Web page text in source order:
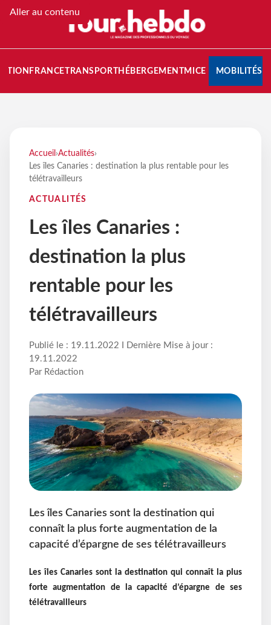
Aller au contenu
FRANCETRANSPORT HÉBERGEMENTMICE MOBILITÉS
Accueil ›Actualités›
Les îles Canaries : destination la plus rentable pour les
télétravailleurs
ACTUALITÉS
Les îles Canaries :
destination la plus
rentable pour les
télétravailleurs
Publié le : 19.11.2022 I Dernière Mise à jour :
19.11.2022
Par Rédaction
Les îles Canaries sont la destination qui
connaît la plus forte augmentation de la
capacité d’épargne de ses télétravailleurs
Les îles Canaries sont la destination qui connaît la plus
forte augmentation de la capacité d’épargne de ses
télétravailleurs